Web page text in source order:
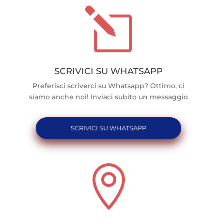
l
SCRIVICI SU WHATSAPP
Preferisci scriverci su Whatsapp? Ottimo, ci
siamo anche noi! Inviaci subito un messaggio
SCRIVICI SU WHATSAPP
